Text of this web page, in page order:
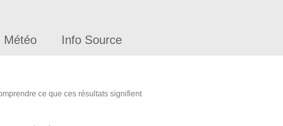
Météo Info Source
ce que ces résultats signifient